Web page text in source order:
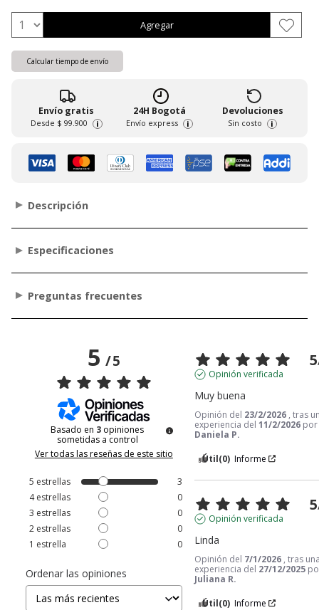
Agregar
Calcular tiempo de envío
Envío gratis
Desde $ 99.900 i
24H Bogotá
Envío express i
Devoluciones
Sin costo i
Descripción
Especificaciones
Preguntas frecuentes
5/5
Basado en 3 opiniones
sometidas a control
Ver todas las reseñas de este sitio
5 estrellas
3
4estrellas
0
3 estrellas
0
2 estrellas
0
1 estrella 0
Ordenar las opiniones
5
Opinión verificada
Muy buena
Opinión del 23/2/2026 , tras
experiencia del11/2/2026 por
Daniela P.
Útil(0) Informe
5
Opinión verificada
Linda
Opinión del 7/1/2026 , tras
experiencia del 27/12/2025
Juliana R.
Útil(0) Informe